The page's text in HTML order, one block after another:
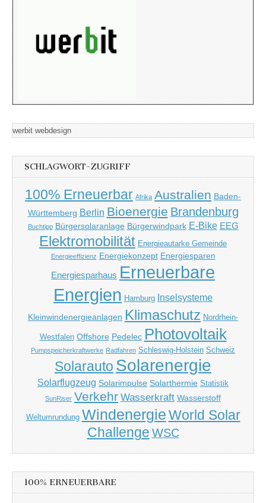
werbit webdesign
SCHLAGWORT-ZUGRIFF
100% Erneuerbar Afrika Australien Baden-
Württemberg Berlin Bioenergie Brandenburg
Buchtipp Bürgersolaranlage Bürgerwindpark E-Bike EEG
Elektromobilität Energieautarke Gemeinde
Energieeffizienz Energiekonzept Energiesparen
Energiesparhaus Erneuerbare
Energien Hamburg Inselsysteme
Kleinwindenergieanlagen Klimaschutz Nordrhein-
Westfalen Offshore Pedelec Photovoltaik
Pumpspeicherkraftwerke Radfahren Schleswig-Holstein Schweiz
Solarauto Solarenergie
Solarflugzeug Solarimpulse Solarthermie Statistik
SunRiser Verkehr Wasserkraft Wasserstoff
Weltumrundung Windenergie World Solar
Challenge WSC
100% ERNEUERBARE